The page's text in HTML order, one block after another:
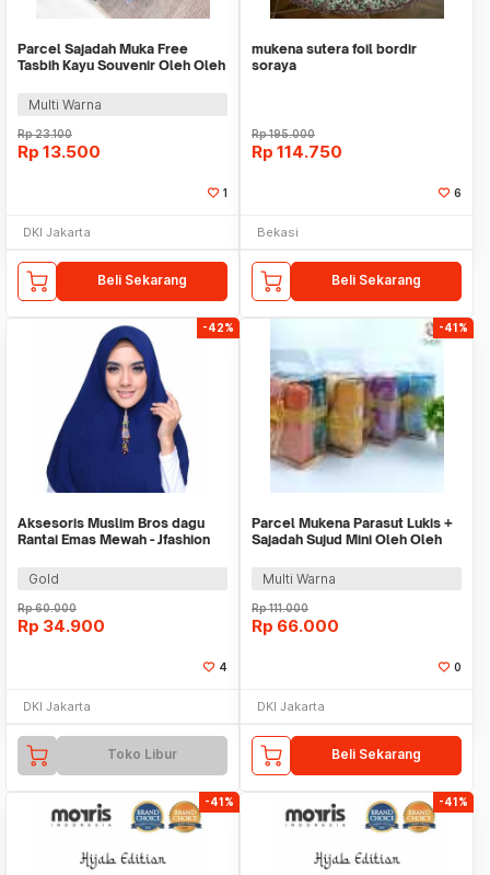
Parcel Sajadah Muka Free
Tasbih Kayu Souvenir Oleh Oleh
Multi Warna
Rp23.100
Rp 13.500
1
DKI Jakarta
Beli Sekarang
mukena sutera foil bordir
soraya
Rp195.000
Rp 114.750
6
Bekasi
Beli Sekarang
-42%
Aksesoris Muslim Bros dagu
Rantai Emas Mewah - Jfashion
Gold
Rp60.000
Rp 34.900
4
DKI Jakarta
Toko Libur
-41%
Parcel Mukena Parasut Lukis +
Sajadah Sujud Mini Oleh Oleh
Multi Warna
Rp111.000
Rp 66.000
0
DKI Jakarta
Beli Sekarang
-41% -41%